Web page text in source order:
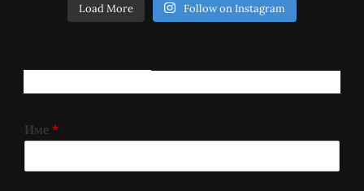
Load More Follow on Instagram
Име *